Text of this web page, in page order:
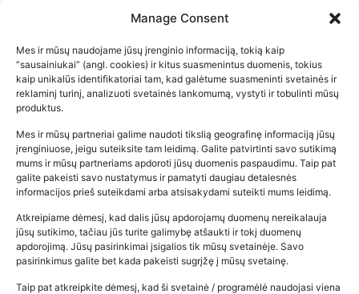
Manage Consent
Mes ir mūsų naudojame jūsų įrenginio informaciją, tokią kaip
“sausainiukai” (angl. cookies) ir kitus suasmenintus duomenis, tokius
kaip unikalūs identifikatoriai tam, kad galėtume suasmeninti svetainės ir
reklaminį turinį, analizuoti svetainės lankomumą, vystyti ir tobulinti mūsų
produktus.
Mes ir mūsų partneriai galime naudoti tikslią geografinę informaciją jūsų
įrenginiuose, jeigu suteiksite tam leidimą. Galite patvirtinti savo sutikimą
mums ir mūsų partneriams apdoroti jūsų duomenis paspaudimu. Taip pat
galite pakeisti savo nustatymus ir pamatyti daugiau detalesnės
informacijos prieš suteikdami arba atsisakydami suteikti mums leidimą.
Atkreipiame dėmesį, kad dalis jūsų apdorojamų duomenų nereikalauja
jūsų sutikimo, tačiau jūs turite galimybę atšaukti ir tokį duomenų
apdorojimą. Jūsų pasirinkimai įsigalios tik mūsų svetainėje. Savo
pasirinkimus galite bet kada pakeisti sugrįžę į mūsų svetainę.
Taip pat atkreipkite dėmesį, kad ši svetainė / programėlė naudojasi viena
Populiariausios parduotuvės
kūdikių tyrelės –…
2026-02-22